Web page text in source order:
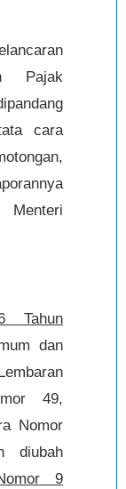
Pajak
cara
Tahun
dan
49,
Nomor
diubah
9